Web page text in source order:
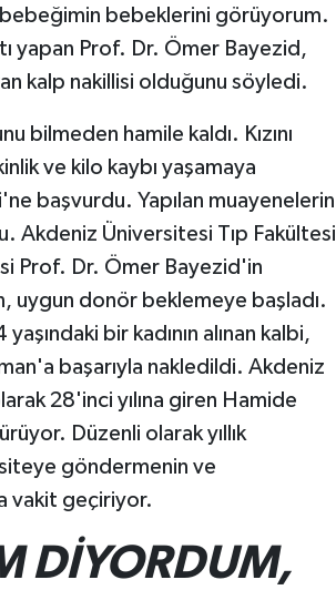
bebeklerini görüyorum.
yapan Prof. Dr. Ömer Bayezid,
kalp nakillisi olduğunu söyledi.
bilmeden hamile kaldı. Kızını
ve kilo kaybı yaşamaya
başvurdu. Yapılan muayenelerin
Akdeniz Üniversitesi Tıp Fakültesi
Prof. Dr. Ömer Bayezid'in
uygun donör beklemeye başladı.
bir kadının alınan kalbi,
başarıyla nakledildi. Akdeniz
28'inci yılına giren Hamide
Düzenli olarak yıllık
göndermenin ve
vakit geçiriyor.
DİYORDUM,